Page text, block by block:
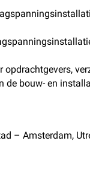
de bouw- en
– Amsterdam,